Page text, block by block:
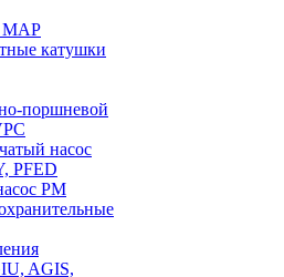
MAP
катушки
поршневой
насос
PFED
PM
AGIS,